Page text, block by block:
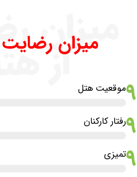
میزان
ازمیزان
موقعیت هتل
رفتار کارکنان
تمیزی